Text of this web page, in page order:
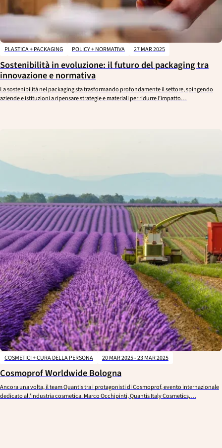
PLASTICA + PACKAGING POLICY + NORMATIVA 27 MAR 2025
Sostenibilità in evoluzione: il futuro del packaging tra
innovazione e normativa
La sostenibilità nel packaging sta trasformando profondamente il settore, spingendo
aziende e istituzioni a ripensare strategie e materiali per ridurre l’impatto…
COSMETICI + CURA DELLA PERSONA 20 MAR 2025 - 23 MAR 2025
Cosmoprof Worldwide Bologna
Ancora una volta, il team Quantis tra i protagonisti di Cosmoprof, evento internazionale
dedicato all’industria cosmetica. Marco Occhipinti, Quantis Italy Cosmetics,…